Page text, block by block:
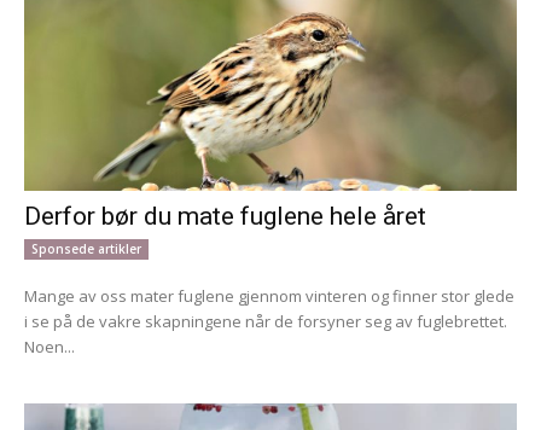
Derfor bør du mate fuglene hele året
Sponsede artikler
Mange av oss mater fuglene gjennom vinteren og finner stor glede
i se på de vakre skapningene når de forsyner seg av fuglebrettet.
Noen...